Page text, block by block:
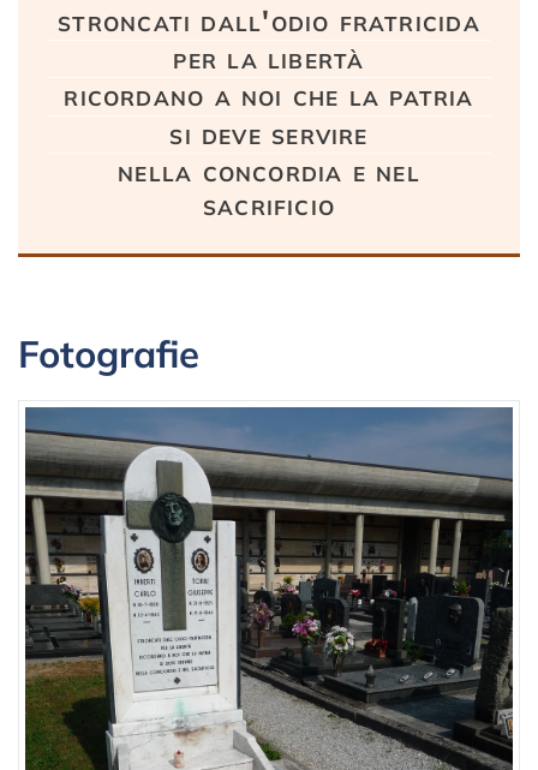
stroncati dall'odio fratricida
per la libertà
ricordano a noi che la patria
si deve servire
nella concordia e nel
sacrificio
Fotografie